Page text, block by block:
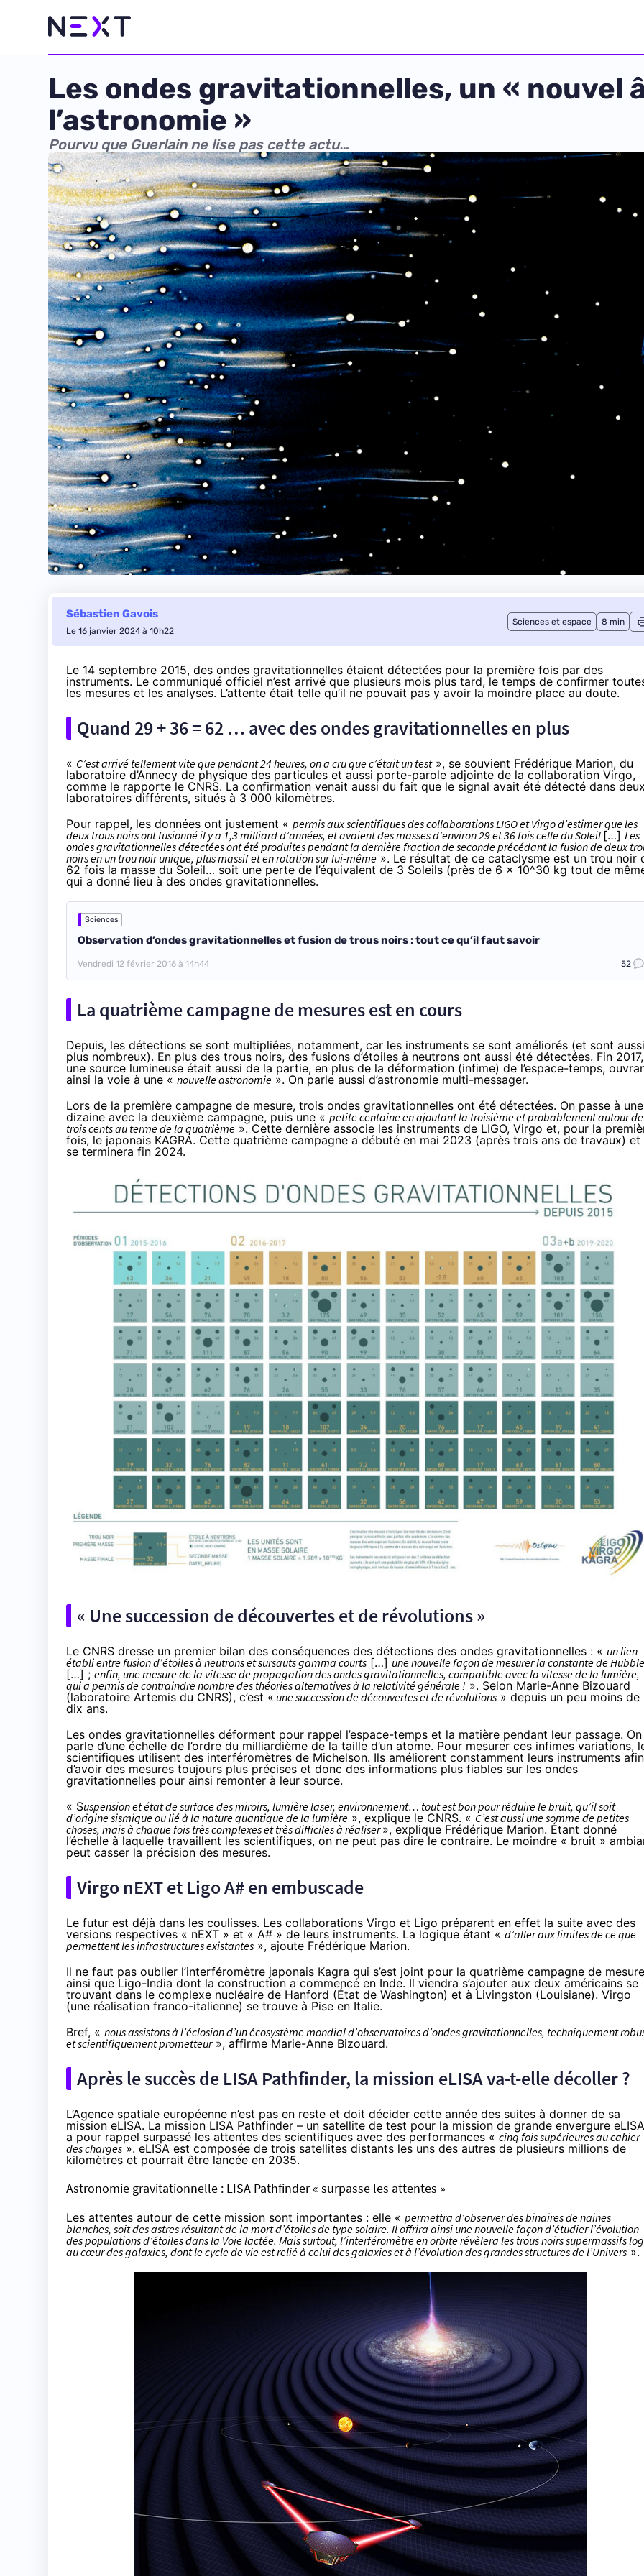
Les ondes gravitationnelles, un « nouvel
l’astronomie »
Pourvu que Guerlain ne lise pas cette actu…
Sébastien Gavois
Le 16 janvier 2024 à 10h22
Sciences et espace 8 min
Le 14 septembre 2015, des ondes gravitationnelles étaient détectées pour la première fois par des
instruments. Le communiqué officiel n’est arrivé que plusieurs mois plus tard, le temps de confirmer
les mesures et les analyses. L’attente était telle qu’il ne pouvait pas y avoir la moindre place au doute.
Quand 29 + 36 = 62 … avec des ondes gravitationnelles en plus
« C’est arrivé tellement vite que pendant 24 heures, on a cru que c’était un test», se souvient Frédérique Marion, du
laboratoire d’Annecy de physique des particules et aussi porte-parole adjointe de la collaboration Virgo,
comme le rapporte le CNRS. La confirmation venait aussi du fait que le signal avait été détecté dans deux
laboratoires différents, situés à 3 000 kilomètres.
Pour rappel, les données ont justement « permis aux scientifiques des collaborations LIGO et Virgo d’estimer que les
deux trous noirs ont fusionné il y a 1,3 milliard d’années, et avaient des masses d’environ 29 et 36 fois celle du Soleil […] Les
ondes gravitationnelles détectées ont été produites pendant la dernière fraction de seconde précédant la fusion de deux
noirs en un trou noir unique, plus massif et en rotation sur lui-même ». Le résultat de ce cataclysme est un trou noir
62 fois la masse du Soleil… soit une perte de l’équivalent de 3 Soleils (près de 6 x 10^30 kg tout de
qui a donné lieu à des ondes gravitationnelles.
Sciences
Observation d’ondes gravitationnelles et fusion de trous noirs : tout ce qu’il faut savoir
Vendredi 12 février 2016 à 14h44 52
La quatrième campagne de mesures est en cours
Depuis, les détections se sont multipliées, notamment, car les instruments se sont améliorés (et sont aussi
plus nombreux). En plus des trous noirs, des fusions d’étoiles à neutrons ont aussi été détectées. Fin 2017,
une source lumineuse était aussi de la partie, en plus de la déformation (infime) de l’espace-temps,
ainsi la voie à une « nouvelle astronomie ». On parle aussi d’astronomie multi-messager.
Lors de la première campagne de mesure, trois ondes gravitationnelles ont été détectées. On passe à une
dizaine avec la deuxième campagne, puis une « petite centaine en ajoutant la troisième et probablement autour de
trois cents au terme de la quatrième ». Cette dernière associe les instruments de LIGO, Virgo et, pour la
fois, le japonais KAGRA. Cette quatrième campagne a débuté en mai 2023 (après trois ans de travaux) et
se terminera fin 2024.
« Une succession de découvertes et de révolutions »
Le CNRS dresse un premier bilan des conséquences des détections des ondes gravitationnelles : « un lien
établi entre fusion d’étoiles à neutrons et sursauts gamma courts […] une nouvelle façon de mesurer la constante de Hubble
[…] ; enfin, une mesure de la vitesse de propagation des ondes gravitationnelles, compatible avec la vitesse de la lumière,
qui a permis de contraindre nombre des théories alternatives à la relativité générale ! ». Selon Marie-Anne Bizouard
(laboratoire Artemis du CNRS), c’est « une succession de découvertes et de révolutions » depuis un peu moins de
dix ans.
Les ondes gravitationnelles déforment pour rappel l’espace-temps et la matière pendant leur passage. On
parle d’une échelle de l’ordre du milliardième de la taille d’un atome. Pour mesurer ces infimes variations,
scientifiques utilisent des interféromètres de Michelson. Ils améliorent constamment leurs instruments afin
d’avoir des mesures toujours plus précises et donc des informations plus fiables sur les ondes
gravitationnelles pour ainsi remonter à leur source.
« Suspension et état de surface des miroirs, lumière laser, environnement… tout est bon pour réduire le bruit, qu’il soit
d’origine sismique ou lié à la nature quantique de la lumière », explique le CNRS. « C’est aussi une somme de petites
choses, mais à chaque fois très complexes et très difficiles à réaliser», explique Frédérique Marion. Étant donné
l’échelle à laquelle travaillent les scientifiques, on ne peut pas dire le contraire. Le moindre « bruit »
peut casser la précision des mesures.
Virgo nEXT et Ligo A# en embuscade
Le futur est déjà dans les coulisses. Les collaborations Virgo et Ligo préparent en effet la suite avec des
versions respectives « nEXT » et « A# » de leurs instruments. La logique étant « d’aller aux limites de ce que
permettent les infrastructures existantes », ajoute Frédérique Marion.
Il ne faut pas oublier l’interféromètre japonais Kagra qui s’est joint pour la quatrième campagne de
ainsi que Ligo-India dont la construction a commencé en Inde. Il viendra s’ajouter aux deux américains se
trouvant dans le complexe nucléaire de Hanford (État de Washington) et à Livingston (Louisiane). Virgo
(une réalisation franco-italienne) se trouve à Pise en Italie.
Bref, « nous assistons à l’éclosion d’un écosystème mondial d’observatoires d’ondes gravitationnelles, techniquement
et scientifiquement prometteur», affirme Marie-Anne Bizouard.
Après le succès de LISA Pathfinder, la mission eLISA va-t-elle décoller ?
L’Agence spatiale européenne n’est pas en reste et doit décider cette année des suites à donner de sa
mission eLISA. La mission LISA Pathfinder – un satellite de test pour la mission de grande envergure
a pour rappel surpassé les attentes des scientifiques avec des performances « cinq fois supérieures au cahier
des charges». eLISA est composée de trois satellites distants les uns des autres de plusieurs millions de
kilomètres et pourrait être lancée en 2035.
Astronomie gravitationnelle : LISA Pathfinder « surpasse les attentes »
Les attentes autour de cette mission sont importantes : elle « permettra d’observer des binaires de naines
blanches, soit des astres résultant de la mort d’étoiles de type solaire. Il offrira ainsi une nouvelle façon d’étudier l’évolution
des populations d’étoiles dans la Voie lactée. Mais surtout, l’interféromètre en orbite révèlera les trous noirs supermassifs
au cœur des galaxies, dont le cycle de vie est relié à celui des galaxies et à l’évolution des grandes structures de l’Univers ».